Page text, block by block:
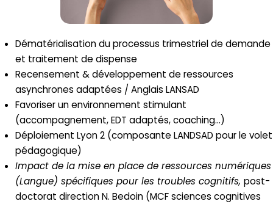
Dématérialisation du processus trimestriel de demande
et traitement de dispense
Recensement & développement de ressources
asynchrones adaptées / Anglais LANSAD
Favoriser un environnement stimulant
(accompagnement, EDT adaptés, coaching…)
Déploiement Lyon 2 (composante LANDSAD pour le volet
pédagogique)
Impact de la mise en place de ressources numériques
(Langue) spécifiques pour les troubles cognitifs,post-
doctorat direction N. Bedoin (MCF sciences cognitives